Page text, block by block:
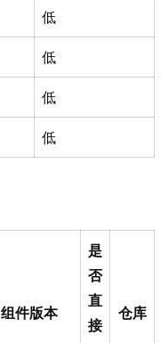
低
低
低
低
组件版本
是
否
直
接
仓库